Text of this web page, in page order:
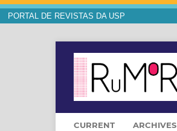
PORTAL DE REVISTAS DA USP
CURRENT ARCHIVES